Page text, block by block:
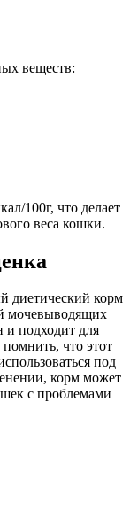
веществ:
100г, что делает
веса кошки.
диетический корм
мочевыводящих
и подходит для
что этот
под
корм может
с проблемами